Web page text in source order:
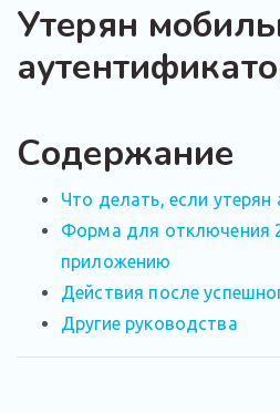
Утерян
Содержание
Что делать, если утерян
Форма для отключения
приложению
Действия после
Другие руководства